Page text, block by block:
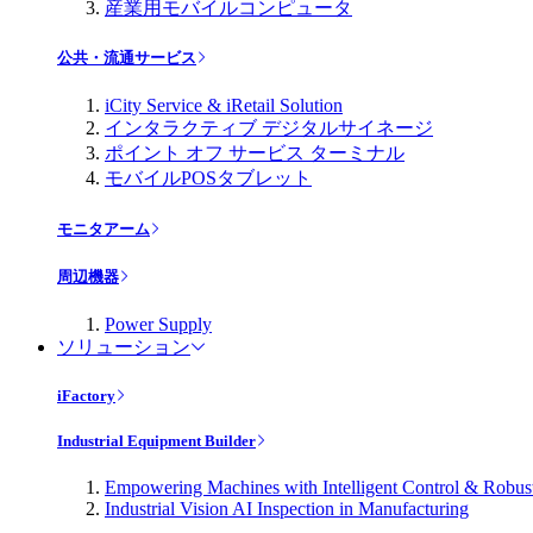
産業用モバイルコンピュータ
公共・流通サービス
iCity Service & iRetail Solution
インタラクティブ デジタルサイネージ
ポイント オフ サービス ターミナル
モバイルPOSタブレット
モニタアーム
周辺機器
Power Supply
ソリューション
iFactory
Industrial Equipment Builder
Empowering Machines with Intelligent Control &
Industrial Vision AI Inspection in Manufacturing